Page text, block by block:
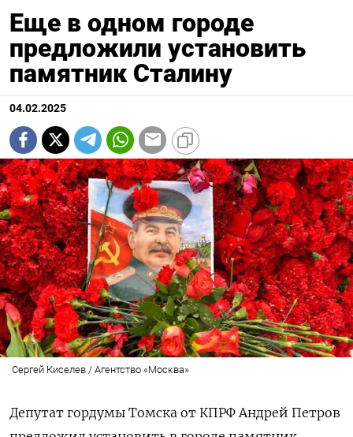
Еще в одном городе
предложили установить
памятник Сталину
04.02.2025
Сергей Киселев / Агентство «Москва»
Депутат гордумы Томска от КПРФ Андрей Петров